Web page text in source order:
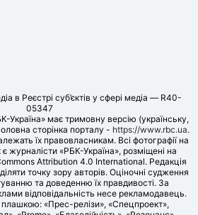
в Реєстрі суб’єктів у сфері медіа — R40-
05347
Україна» має тримовну версію (українську,
сторінка порталу - https://www.rbc.ua.
їх правовласникам. Всі фотографії на
журналісти «РБК-Україна», розміщені на
Attribution 4.0 International. Редакція
точку зору авторів. Оціночні судження
та доведенню їх правдивості. За
відповідальність несе рекламодавець.
плашкою: «Прес-релізи», «Спецпроект»,